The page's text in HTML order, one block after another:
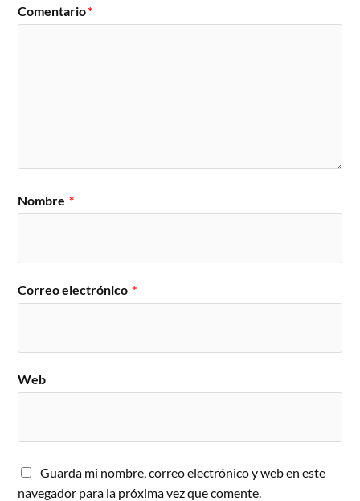
Comentario*
Nombre *
Correo electrónico *
Web
Guarda mi nombre, correo electrónico y web en este
navegador para la próxima vez que comente.